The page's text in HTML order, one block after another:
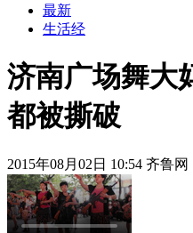
最新
生活经
济南广场舞大
都被撕破
2015年08月02日 10:54 齐鲁网